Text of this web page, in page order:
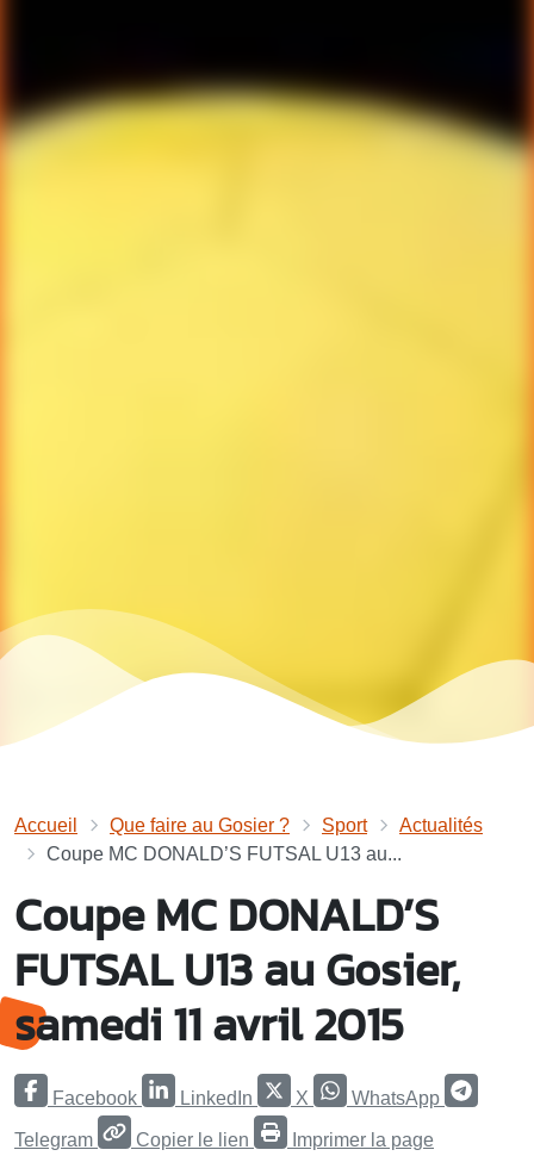
Accueil Que faire au Gosier ? Sport
Actualités
Coupe MC DONALD’S FUTSAL U13 au...
Coupe MC DONALD’S
FUTSAL U13 au Gosier,
samedi 11 avril 2015
Facebook LinkedIn X WhatsApp
Telegram Copier le lien Imprimer la page